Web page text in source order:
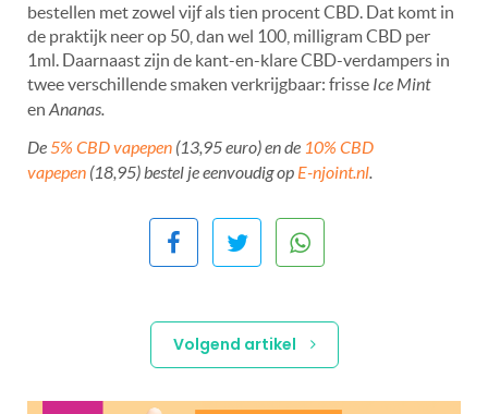
bestellen met zowel vijf als tien procent CBD. Dat komt in
de praktijk neer op 50, dan wel 100, milligram CBD per
1ml. Daarnaast zijn de kant-en-klare CBD-verdampers in
twee verschillende smaken verkrijgbaar: frisse Ice Mint
en Ananas.
De5% CBD vapepen (13,95 euro) en de 10% CBD
vapepen (18,95) bestel je eenvoudig opE-njoint.nl.
Volgend artikel